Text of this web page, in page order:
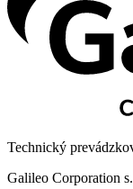
Technický
Galileo Corporation